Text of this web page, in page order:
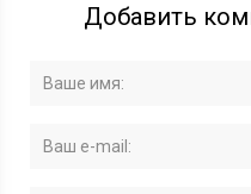
Добавить